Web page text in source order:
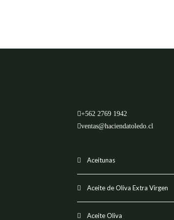
+562 2769 1942
ventas@haciendatoledo.cl
Aceitunas
Aceite de Oliva Extra Virgen
Aceite Oliva